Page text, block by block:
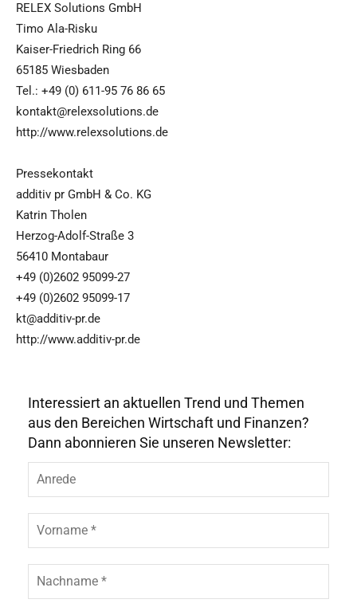
RELEX Solutions GmbH
Timo Ala-Risku
Kaiser-Friedrich Ring 66
65185 Wiesbaden
Tel.: +49 (0) 611-95 76 86 65
kontakt@relexsolutions.de
http://www.relexsolutions.de
Pressekontakt
additiv pr GmbH & Co. KG
Katrin Tholen
Herzog-Adolf-Straße 3
56410 Montabaur
+49 (0)2602 95099-27
+49 (0)2602 95099-17
kt@additiv-pr.de
http://www.additiv-pr.de
Interessiert an aktuellen Trend und Themen
aus den Bereichen Wirtschaft und Finanzen?
Dann abonnieren Sie unseren Newsletter:
r
e
e
r
n
m
c